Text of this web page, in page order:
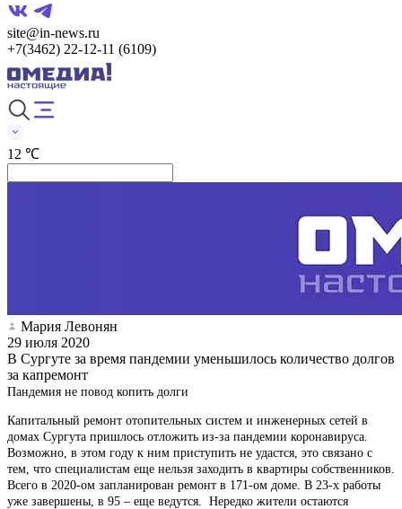
site@in-news.ru
+7(3462) 22-12-11 (6109)
12 ℃
Мария Левонян
29 июля 2020
В Сургуте за время пандемии уменьшилось количество долгов
за капремонт
Пандемия не повод копить долги
Капитальный ремонт отопительных систем и инженерных сетей в
домах Сургута пришлось отложить из-за пандемии коронавируса.
Возможно, в этом году к ним приступить не удастся, это связано с
тем, что специалистам еще нельзя заходить в квартиры собственников.
Всего в 2020-ом запланирован ремонт в 171-ом доме. В 23-х работы
уже завершены, в 95 – еще ведутся. Нередко жители остаются